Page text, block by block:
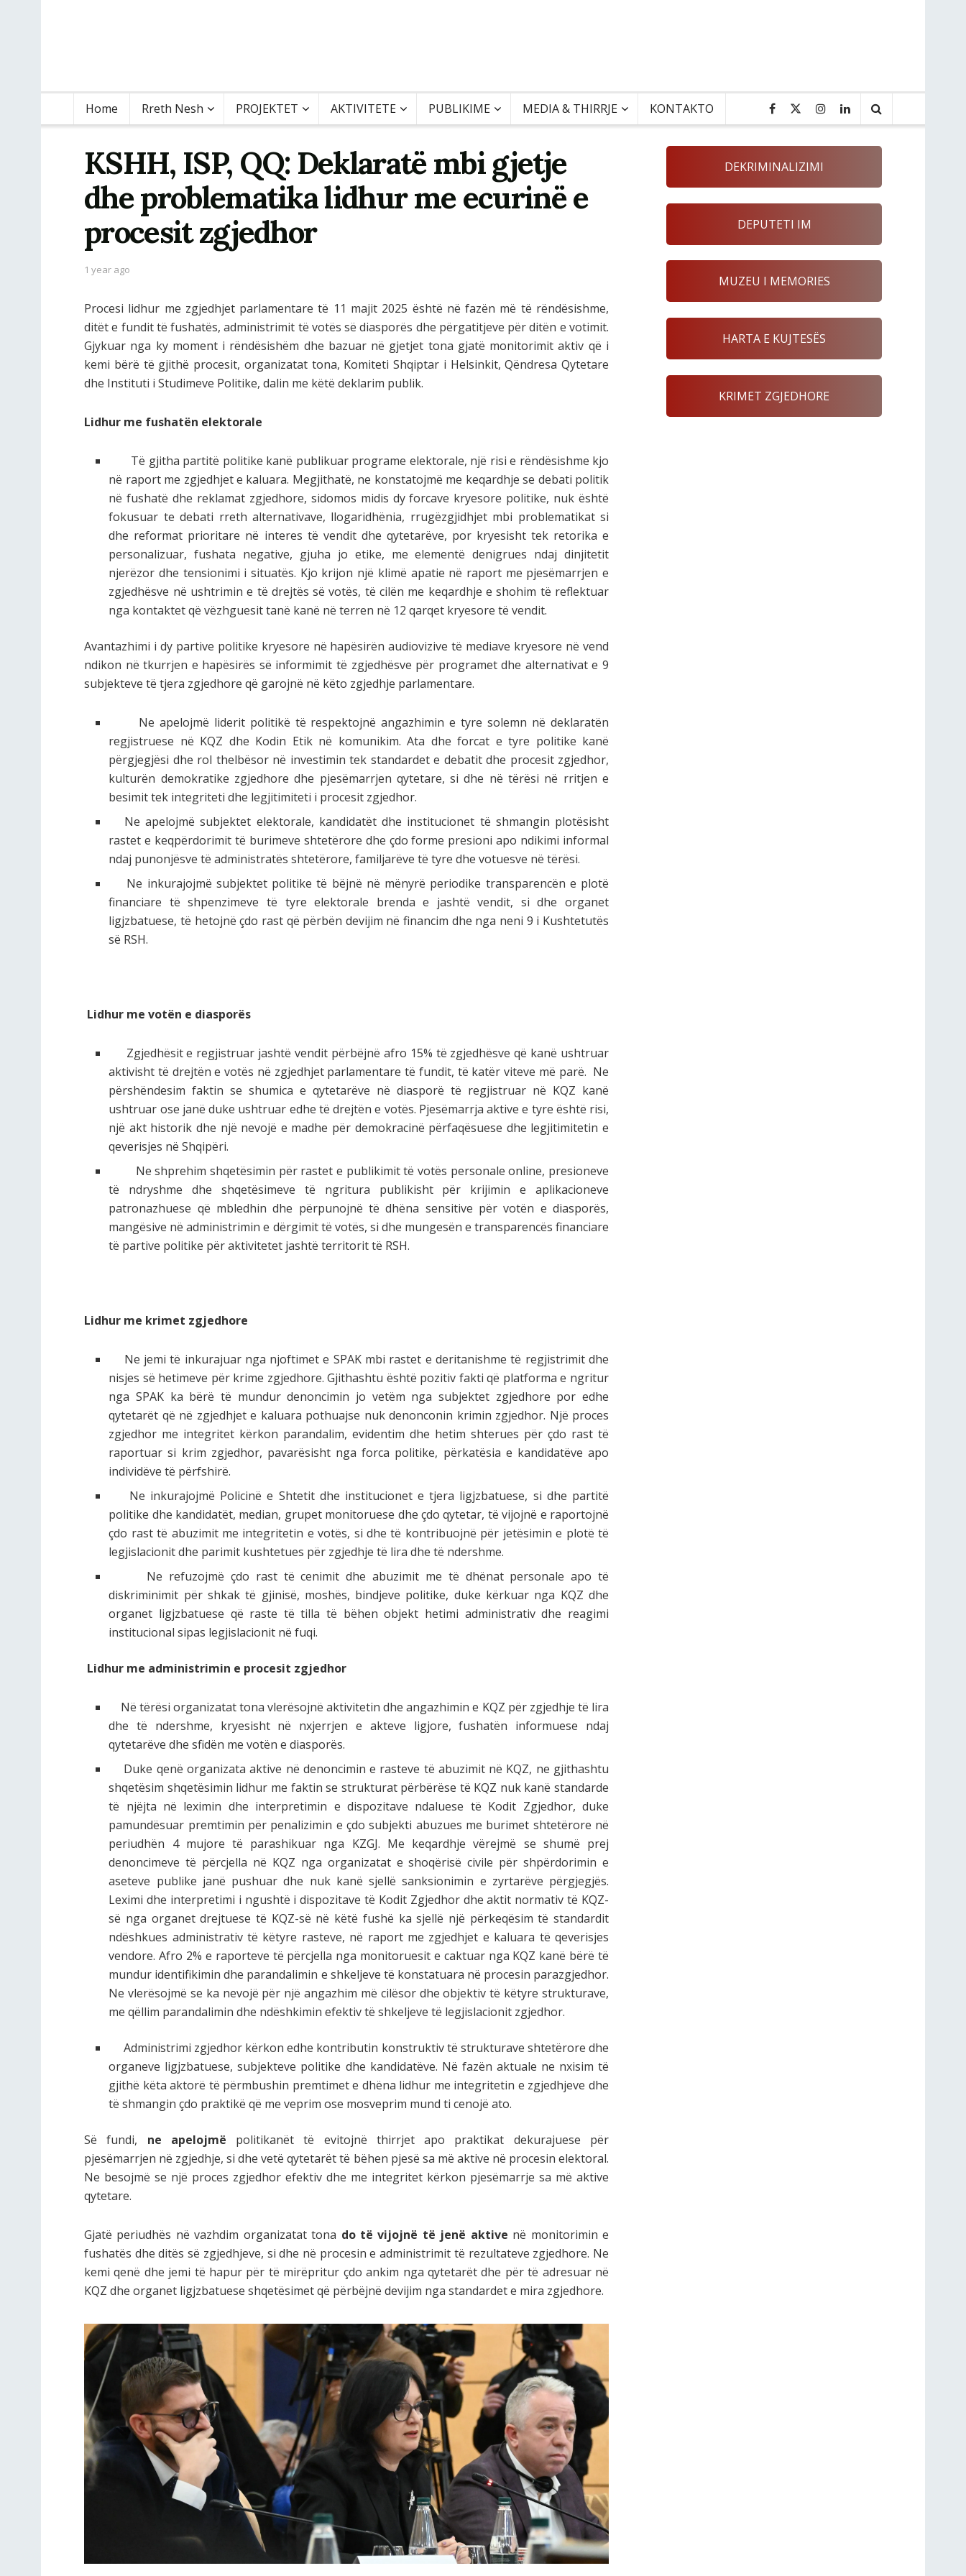
Home Rreth Nesh PROJEKTET AKTIVITETE PUBLIKIME MEDIA & THIRRJE KONTAKTO
KSHH, ISP, QQ: Deklaratë mbi gjetje
dhe problematika lidhur me ecurinë e
procesit zgjedhor
1 year ago
Procesi lidhur me zgjedhjet parlamentare të 11 majit 2025 është në fazën më të rëndësishme,
ditët e fundit të fushatës, administrimit të votës së diasporës dhe përgatitjeve për ditën e votimit.
Gjykuar nga ky moment i rëndësishëm dhe bazuar në gjetjet tona gjatë monitorimit aktiv që i
kemi bërë të gjithë procesit, organizatat tona, Komiteti Shqiptar i Helsinkit, Qëndresa Qytetare
dhe Instituti i Studimeve Politike, dalin me këtë deklarim publik.
Lidhur me fushatën elektorale
Të gjitha partitë politike kanë publikuar programe elektorale, një risi e rëndësishme kjo
në raport me zgjedhjet e kaluara. Megjithatë, ne konstatojmë me keqardhje se debati politik
në fushatë dhe reklamat zgjedhore, sidomos midis dy forcave kryesore politike, nuk është
fokusuar te debati rreth alternativave, llogaridhënia, rrugëzgjidhjet mbi problematikat si
dhe reformat prioritare në interes të vendit dhe qytetarëve, por kryesisht tek retorika e
personalizuar, fushata negative, gjuha jo etike, me elementë denigrues ndaj dinjitetit
njerëzor dhe tensionimi i situatës. Kjo krijon një klimë apatie në raport me pjesëmarrjen e
zgjedhësve në ushtrimin e të drejtës së votës, të cilën me keqardhje e shohim të reflektuar
nga kontaktet që vëzhguesit tanë kanë në terren në 12 qarqet kryesore të vendit.
Avantazhimi i dy partive politike kryesore në hapësirën audiovizive të mediave kryesore në vend
ndikon në tkurrjen e hapësirës së informimit të zgjedhësve për programet dhe alternativat e 9
subjekteve të tjera zgjedhore që garojnë në këto zgjedhje parlamentare.
Ne apelojmë liderit politikë të respektojnë angazhimin e tyre solemn në deklaratën
regjistruese në KQZ dhe Kodin Etik në komunikim. Ata dhe forcat e tyre politike kanë
përgjegjësi dhe rol thelbësor në investimin tek standardet e debatit dhe procesit zgjedhor,
kulturën demokratike zgjedhore dhe pjesëmarrjen qytetare, si dhe në tërësi në rritjen e
besimit tek integriteti dhe legjitimiteti i procesit zgjedhor.
Ne apelojmë subjektet elektorale, kandidatët dhe institucionet të shmangin plotësisht
rastet e keqpërdorimit të burimeve shtetërore dhe çdo forme presioni apo ndikimi informal
ndaj punonjësve të administratës shtetërore, familjarëve të tyre dhe votuesve në tërësi.
Ne inkurajojmë subjektet politike të bëjnë në mënyrë periodike transparencën e plotë
financiare të shpenzimeve të tyre elektorale brenda e jashtë vendit, si dhe organet
ligjzbatuese, të hetojnë çdo rast që përbën devijim në financim dhe nga neni 9 i Kushtetutës
së RSH.
Lidhur me votën e diasporës
Zgjedhësit e regjistruar jashtë vendit përbëjnë afro 15% të zgjedhësve që kanë ushtruar
aktivisht të drejtën e votës në zgjedhjet parlamentare të fundit, të katër viteve më parë. Ne
përshëndesim faktin se shumica e qytetarëve në diasporë të regjistruar në KQZ kanë
ushtruar ose janë duke ushtruar edhe të drejtën e votës. Pjesëmarrja aktive e tyre është risi,
një akt historik dhe një nevojë e madhe për demokracinë përfaqësuese dhe legjitimitetin e
qeverisjes në Shqipëri.
Ne shprehim shqetësimin për rastet e publikimit të votës personale online, presioneve
të ndryshme dhe shqetësimeve të ngritura publikisht për krijimin e aplikacioneve
patronazhuese që mbledhin dhe përpunojnë të dhëna sensitive për votën e diasporës,
mangësive në administrimin e dërgimit të votës, si dhe mungesën e transparencës financiare
të partive politike për aktivitetet jashtë territorit të RSH.
Lidhur me krimet zgjedhore
Ne jemi të inkurajuar nga njoftimet e SPAK mbi rastet e deritanishme të regjistrimit dhe
nisjes së hetimeve për krime zgjedhore. Gjithashtu është pozitiv fakti që platforma e ngritur
nga SPAK ka bërë të mundur denoncimin jo vetëm nga subjektet zgjedhore por edhe
qytetarët që në zgjedhjet e kaluara pothuajse nuk denonconin krimin zgjedhor. Një proces
zgjedhor me integritet kërkon parandalim, evidentim dhe hetim shterues për çdo rast të
raportuar si krim zgjedhor, pavarësisht nga forca politike, përkatësia e kandidatëve apo
individëve të përfshirë.
Ne inkurajojmë Policinë e Shtetit dhe institucionet e tjera ligjzbatuese, si dhe partitë
politike dhe kandidatët, median, grupet monitoruese dhe çdo qytetar, të vijojnë e raportojnë
çdo rast të abuzimit me integritetin e votës, si dhe të kontribuojnë për jetësimin e plotë të
legjislacionit dhe parimit kushtetues për zgjedhje të lira dhe të ndershme.
Ne refuzojmë çdo rast të cenimit dhe abuzimit me të dhënat personale apo të
diskriminimit për shkak të gjinisë, moshës, bindjeve politike, duke kërkuar nga KQZ dhe
organet ligjzbatuese që raste të tilla të bëhen objekt hetimi administrativ dhe reagimi
institucional sipas legjislacionit në fuqi.
Lidhur me administrimin e procesit zgjedhor
Në tërësi organizatat tona vlerësojnë aktivitetin dhe angazhimin e KQZ për zgjedhje të lira
dhe të ndershme, kryesisht në nxjerrjen e akteve ligjore, fushatën informuese ndaj
qytetarëve dhe sfidën me votën e diasporës.
Duke qenë organizata aktive në denoncimin e rasteve të abuzimit në KQZ, ne gjithashtu
shqetësim shqetësimin lidhur me faktin se strukturat përbërëse të KQZ nuk kanë standarde
të njëjta në leximin dhe interpretimin e dispozitave ndaluese të Kodit Zgjedhor, duke
pamundësuar premtimin për penalizimin e çdo subjekti abuzues me burimet shtetërore në
periudhën 4 mujore të parashikuar nga KZGJ. Me keqardhje vërejmë se shumë prej
denoncimeve të përcjella në KQZ nga organizatat e shoqërisë civile për shpërdorimin e
aseteve publike janë pushuar dhe nuk kanë sjellë sanksionimin e zyrtarëve përgjegjës.
Leximi dhe interpretimi i ngushtë i dispozitave të Kodit Zgjedhor dhe aktit normativ të KQZ-
së nga organet drejtuese të KQZ-së në këtë fushë ka sjellë një përkeqësim të standardit
ndëshkues administrativ të këtyre rasteve, në raport me zgjedhjet e kaluara të qeverisjes
vendore. Afro 2% e raporteve të përcjella nga monitoruesit e caktuar nga KQZ kanë bërë të
mundur identifikimin dhe parandalimin e shkeljeve të konstatuara në procesin parazgjedhor.
Ne vlerësojmë se ka nevojë për një angazhim më cilësor dhe objektiv të këtyre strukturave,
me qëllim parandalimin dhe ndëshkimin efektiv të shkeljeve të legjislacionit zgjedhor.
Administrimi zgjedhor kërkon edhe kontributin konstruktiv të strukturave shtetërore dhe
organeve ligjzbatuese, subjekteve politike dhe kandidatëve. Në fazën aktuale ne nxisim të
gjithë këta aktorë të përmbushin premtimet e dhëna lidhur me integritetin e zgjedhjeve dhe
të shmangin çdo praktikë që me veprim ose mosveprim mund ti cenojë ato.
Së fundi, ne apelojmë politikanët të evitojnë thirrjet apo praktikat dekurajuese për
pjesëmarrjen në zgjedhje, si dhe vetë qytetarët të bëhen pjesë sa më aktive në procesin elektoral.
Ne besojmë se një proces zgjedhor efektiv dhe me integritet kërkon pjesëmarrje sa më aktive
qytetare.
Gjatë periudhës në vazhdim organizatat tona do të vijojnë të jenë aktive në monitorimin e
fushatës dhe ditës së zgjedhjeve, si dhe në procesin e administrimit të rezultateve zgjedhore. Ne
kemi qenë dhe jemi të hapur për të mirëpritur çdo ankim nga qytetarët dhe për të adresuar në
KQZ dhe organet ligjzbatuese shqetësimet që përbëjnë devijim nga standardet e mira zgjedhore.
DEKRIMINALIZIMI
DEPUTETI IM
MUZEU I MEMORIES
HARTA E KUJTESËS
KRIMET ZGJEDHORE